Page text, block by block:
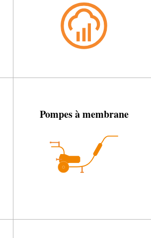
Pompes à membrane